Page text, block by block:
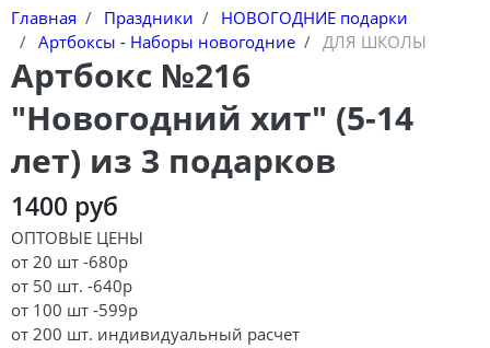
Главная Праздники
НОВОГОДНИЕ подарки
Артбоксы - Наборы новогодние
ДЛЯ ШКОЛЫ
Артбокс №216
"Новогодний хит" (5-14
лет) из 3 подарков
1400 руб
ОПТОВЫЕ ЦЕНЫ
от 20 шт -680р
от 50 шт. -640р
от 100 шт -599р
от 200 шт. индивидуальный расчет